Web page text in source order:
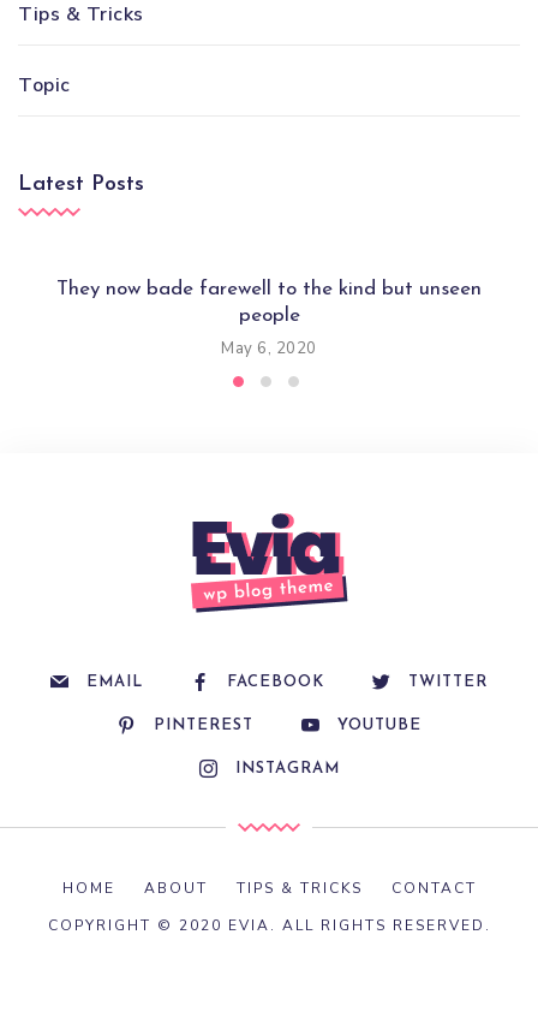
Tips & Tricks
Topic
Latest Posts
They now bade farewell to the kind but unseen
people
May 6, 2020
EMAIL FACEBOOK TWITTER
PINTEREST YOUTUBE
INSTAGRAM
HOME ABOUT TIPS & TRICKS
CONTACT
COPYRIGHT © 2020 EVIA. ALL RIGHTS RESERVED.